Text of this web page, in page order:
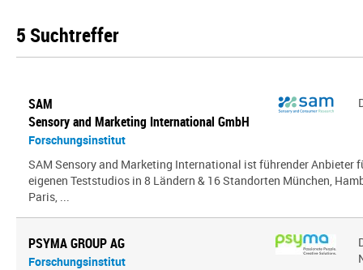
5 Suchtreffer
SAM
Sensory and Marketing International GmbH
Forschungsinstitut
SAM Sensory and Marketing International ist führender Anbieter
eigenen Teststudios in 8 Ländern & 16 Standorten München,
Paris, ...
PSYMA GROUP AG
Forschungsinstitut